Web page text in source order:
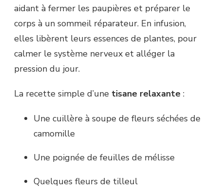
aidant à fermer les paupières et préparer le
corps à un sommeil réparateur. En infusion,
elles libèrent leurs essences de plantes, pour
calmer le système nerveux et alléger la
pression du jour.
La recette simple d’une tisane relaxante :
Une cuillère à soupe de fleurs séchées de
camomille
Une poignée de feuilles de mélisse
Quelques fleurs de tilleul